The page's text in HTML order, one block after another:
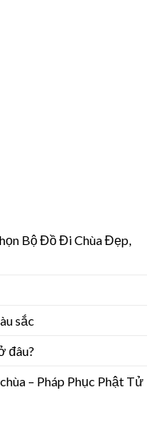
Bộ Đồ Đi Chùa Đẹp,
sắc
đâu?
– Pháp Phục Phật Tử